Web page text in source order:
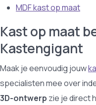
MDF kast op maat
Kast op maat
Kastengigant
Maak je eenvoudig jouw
specialisten mee over
3D-ontwerp zie je direct